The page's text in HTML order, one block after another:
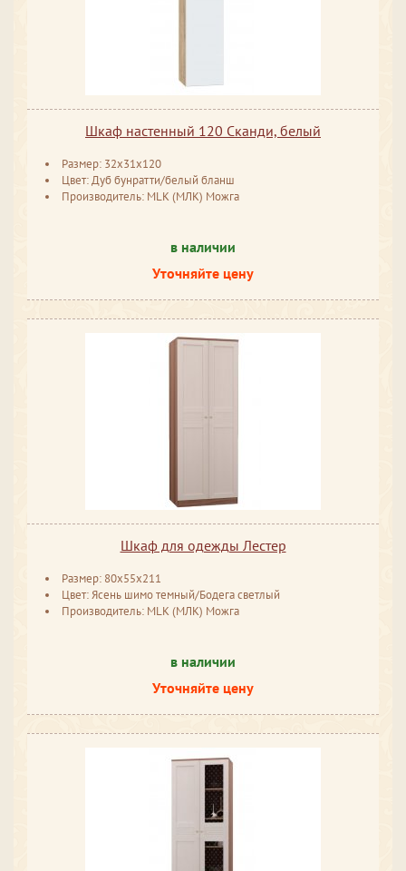
Шкаф настенный 120 Сканди, белый
Размер: 32x31x120
Цвет: Дуб бунратти/белый бланш
Производитель: MLK (МЛК) Можга
в наличии
Уточняйте цену
Шкаф для одежды Лестер
Размер: 80x55x211
Цвет: Ясень шимо темный/Бодега светлый
Производитель: MLK (МЛК) Можга
в наличии
Уточняйте цену